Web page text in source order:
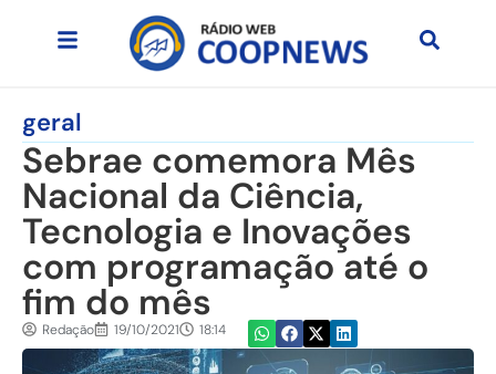
geral
Sebrae comemora Mês
Nacional da Ciência,
Tecnologia e Inovações
com programação até o
fim do mês
Redação 19/10/2021 18:14